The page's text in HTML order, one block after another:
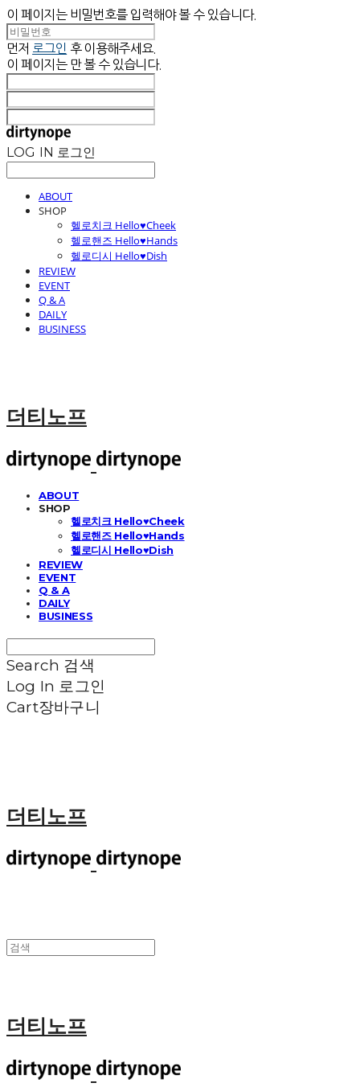
이 페이지는 비밀번호를 입력해야 볼 수 있습니다.
먼저 로그인 후 이용해주세요.
이 페이지는 만 볼 수 있습니다.
LOG IN 로그인
ABOUT
SHOP
헬로치크 Hello♥Cheek
헬로핸즈 Hello♥Hands
헬로디시 Hello♥Dish
REVIEW
EVENT
Q & A
DAILY
BUSINESS
더티노프
ABOUT
SHOP
헬로치크 Hello♥Cheek
헬로핸즈 Hello♥Hands
헬로디시 Hello♥Dish
REVIEW
EVENT
Q & A
DAILY
BUSINESS
Search 검색
Log In 로그인
Cart장바구니
더티노프
더티노프